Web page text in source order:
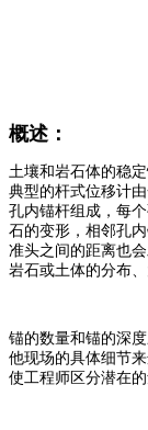
概述：
土壤和岩石体的稳
典型的杆式位移计
孔内锚杆组成，每
石的变形，相邻孔
准头之间的距离也
岩石或土体的分布
锚的数量和锚的深
他现场的具体细节
使工程师区分潜在